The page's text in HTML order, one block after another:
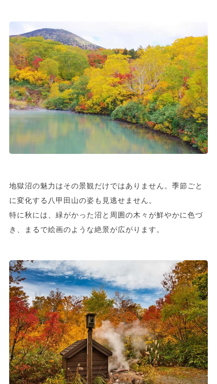
地獄沼の魅力はその景観だけではありません。季節ごと
に変化する八甲田山の姿も見逃せません。
特に秋には、緑がかった沼と周囲の木々が鮮やかに色づ
き、まるで絵画のような絶景が広がります。